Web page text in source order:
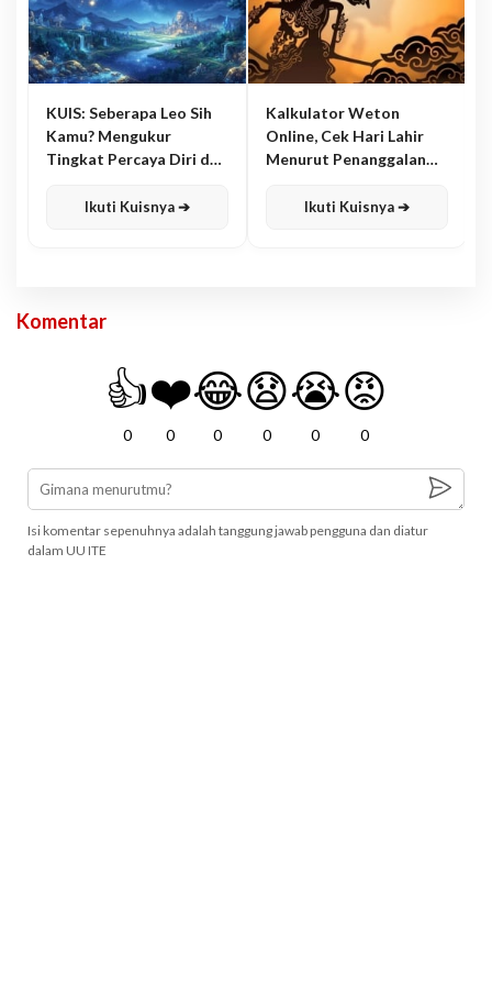
KUIS: Seberapa Leo Sih
Kamu? Mengukur
Tingkat Percaya Diri dan
Ikuti Kuisnya ➔
Kalkulator Weton
Online, Cek Hari Lahir
Menurut Penanggalan
Ikuti Kuisnya ➔
Komentar
👍
0
❤️
0
😂
0
😧
0
😭
0
😡
0
Isi komentar sepenuhnya adalah tanggung jawab pengguna dan diatur
dalam UU ITE